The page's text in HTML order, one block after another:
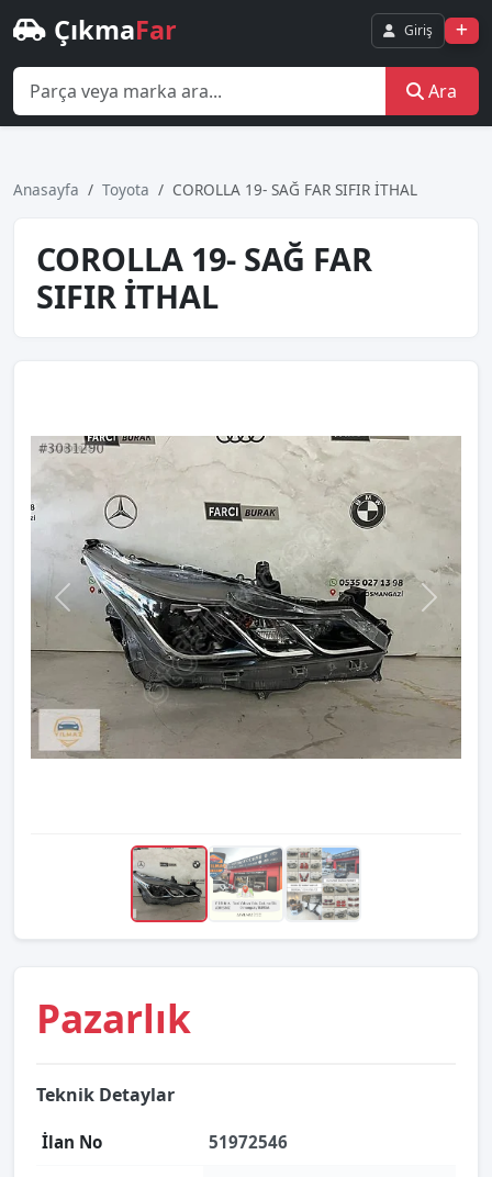
ÇıkmaFar Giriş
Ara
Anasayfa Toyota COROLLA 19- SAĞ FAR SIFIR İTHAL
COROLLA 19- SAĞ FAR
SIFIR İTHAL
Pazarlık
Teknik Detaylar
İlan No 51972546